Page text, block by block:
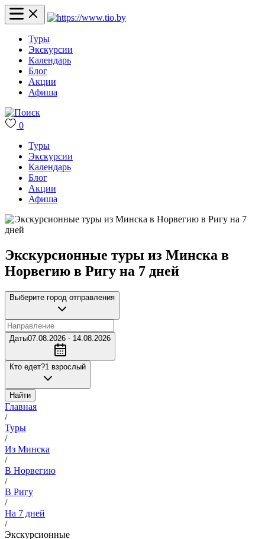
Туры
Экскурсии
Календарь
Блог
Акции
Афиша
0
Туры
Экскурсии
Календарь
Блог
Акции
Афиша
Экскурсионные туры из Минска в
Норвегию в Ригу на 7 дней
Выберите город отправления
Даты07.08.2026 - 14.08.2026
Кто едет?1 взрослый
Найти
Главная
/
Туры
/
Из Минска
/
В Норвегию
/
В Ригу
/
На 7 дней
/
Экскурсионные